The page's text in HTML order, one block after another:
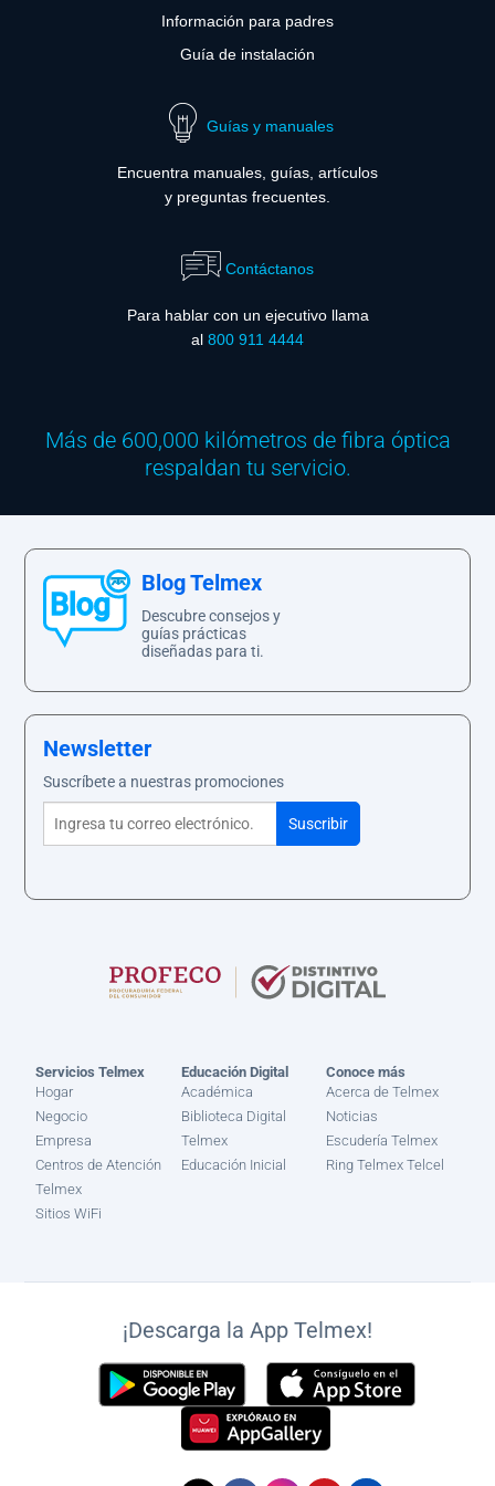
Información para padres
Guía de instalación
Guías y manuales
Encuentra manuales, guías, artículos
y preguntas frecuentes.
Contáctanos
Para hablar con un ejecutivo llama
al 800 911 4444
Más de 600,000 kilómetros de fibra óptica
respaldan tu servicio.
Blog Telmex
Descubre consejos y
guías prácticas
diseñadas para ti.
Newsletter
Suscríbete a nuestras promociones
Servicios Telmex
Hogar
Negocio
Empresa
Centros de Atención
Telmex
Sitios WiFi
Educación Digital
Académica
Biblioteca Digital
Telmex
Educación Inicial
Conoce más
Acerca de Telmex
Noticias
Escudería Telmex
Ring Telmex Telcel
¡Descarga la App Telmex!